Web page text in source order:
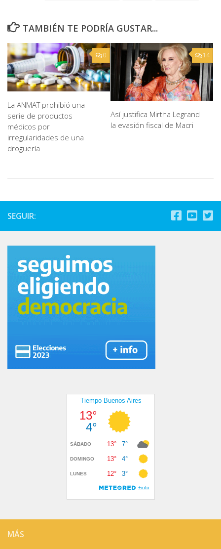
TAMBIÉN TE PODRÍA GUSTAR...
0
La ANMAT prohibió una
serie de productos
médicos por
irregularidades de una
droguería
14
Así justifica Mirtha Legrand
la evasión fiscal de Macri
SEGUIR:
MÁS